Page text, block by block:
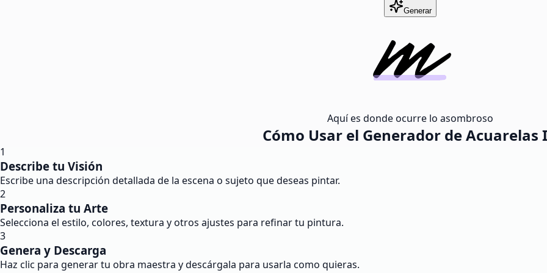
Generar
Aquí es donde ocurre lo asombroso
Cómo Usar el Generador de Acuarelas
1
Describe tu Visión
Escribe una descripción detallada de la escena o sujeto que deseas pintar.
2
Personaliza tu Arte
Selecciona el estilo, colores, textura y otros ajustes para refinar tu pintura.
3
Genera y Descarga
Haz clic para generar tu obra maestra y descárgala para usarla como quieras.